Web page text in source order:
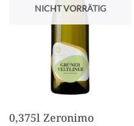
NICHT VORRÄTIG
0,375l Zeronimo